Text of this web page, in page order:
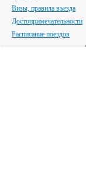
Визы, правила въезда
Достопримечательности
Расписание поездов